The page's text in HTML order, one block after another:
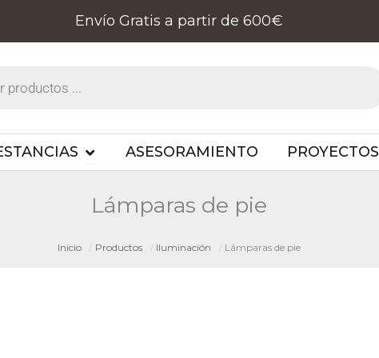
Envío Gratis a partir de 600€
OPEN ESTANCIAS
ASESORAMIENTO PROYECTOS
Lámparas de pie
Inicio Productos Iluminación Lámparas de pie